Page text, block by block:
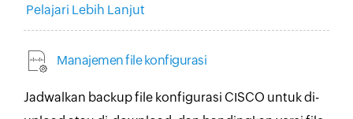
Pelajari Lebih Lanjut
Manajemen file konfigurasi
Jadwalkan backup file konfigurasi CISCO untuk di-